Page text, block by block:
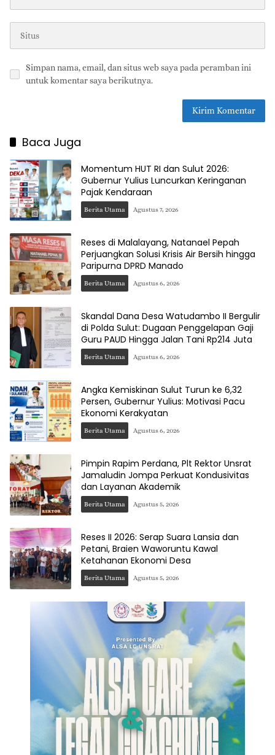
Simpan nama, email, dan situs web saya pada peramban ini
untuk komentar saya berikutnya.
Baca Juga
Momentum HUT RI dan Sulut 2026:
Gubernur Yulius Luncurkan Keringanan
Pajak Kendaraan
Berita Utama Agustus 7, 2026
Reses di Malalayang, Natanael Pepah
Perjuangkan Solusi Krisis Air Bersih hingga
Paripurna DPRD Manado
Berita Utama Agustus 6, 2026
Skandal Dana Desa Watudambo II Bergulir
di Polda Sulut: Dugaan Penggelapan Gaji
Guru PAUD Hingga Jalan Tani Rp214 Juta
Berita Utama Agustus 6, 2026
Angka Kemiskinan Sulut Turun ke 6,32
Persen, Gubernur Yulius: Motivasi Pacu
Ekonomi Kerakyatan
Berita Utama Agustus 6, 2026
Pimpin Rapim Perdana, Plt Rektor Unsrat
Jamaludin Jompa Perkuat Kondusivitas
dan Layanan Akademik
Berita Utama Agustus 5, 2026
Reses II 2026: Serap Suara Lansia dan
Petani, Braien Waworuntu Kawal
Ketahanan Ekonomi Desa
Berita Utama Agustus 5, 2026